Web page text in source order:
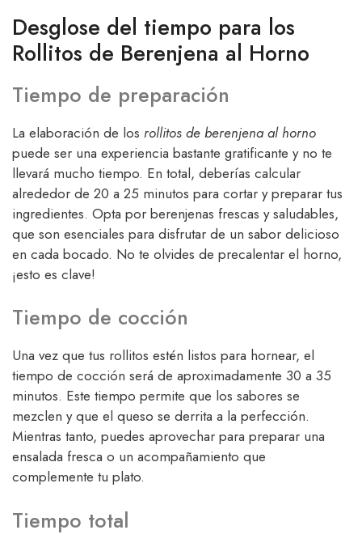
Desglose del tiempo para los
Rollitos de Berenjena al Horno
Tiempo de preparación
La elaboración de los rollitos de berenjena al horno
puede ser una experiencia bastante gratificante y no te
llevará mucho tiempo. En total, deberías calcular
alrededor de 20 a 25 minutos para cortar y preparar tus
ingredientes. Opta por berenjenas frescas y saludables,
que son esenciales para disfrutar de un sabor delicioso
en cada bocado. No te olvides de precalentar el horno,
¡esto es clave!
Tiempo de cocción
Una vez que tus rollitos estén listos para hornear, el
tiempo de cocción será de aproximadamente 30 a 35
minutos. Este tiempo permite que los sabores se
mezclen y que el queso se derrita a la perfección.
Mientras tanto, puedes aprovechar para preparar una
ensalada fresca o un acompañamiento que
complemente tu plato.
Tiempo total